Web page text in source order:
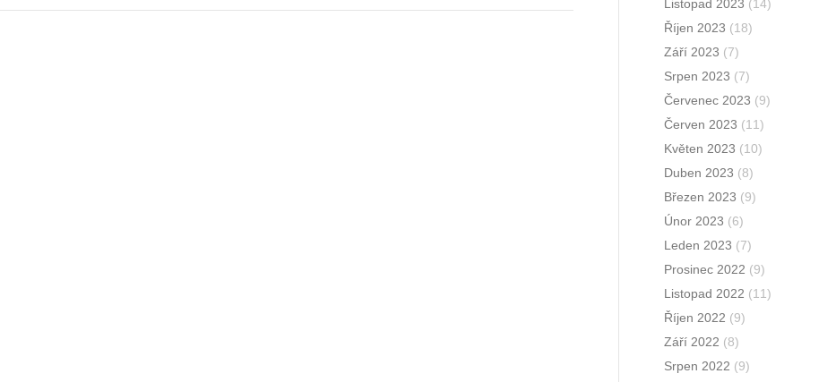
Listopad 2023 (14)
Říjen 2023 (18)
Září 2023 (7)
Srpen 2023 (7)
Červenec 2023 (9)
Červen 2023 (11)
Květen 2023 (10)
Duben 2023 (8)
Březen 2023 (9)
Únor 2023 (6)
Leden 2023 (7)
Prosinec 2022 (9)
Listopad 2022 (11)
Říjen 2022 (9)
Září 2022 (8)
Srpen 2022 (9)